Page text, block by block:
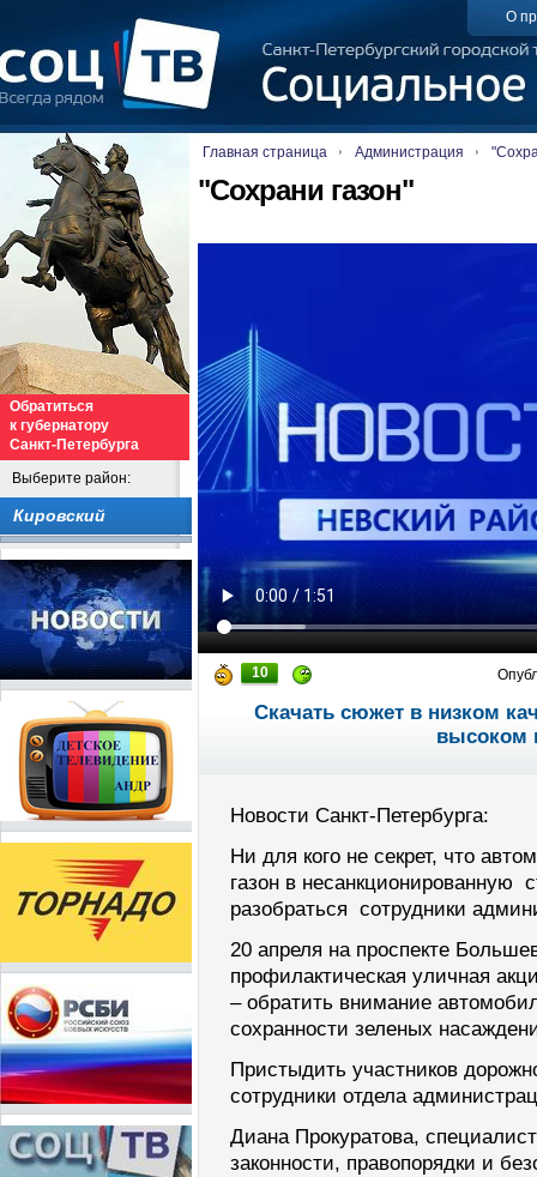
О
Обратиться
к губернатору
Санкт-Петербурга
Выберите район:
Кировский
Главная страница Администрация
"Сохрани газон"
10
Скачать сюжет в низком
высоком
Новости Санкт-Петербурга:
Ни для кого не секрет, что
газон в несанкционированную
разобраться сотрудники
20 апреля на проспекте
профилактическая уличная
– обратить внимание
сохранности зеленых
Пристыдить участников
сотрудники отдела
Диана Прокуратова,
законности, правопорядки и